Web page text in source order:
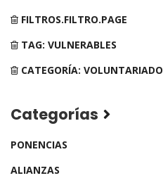
FILTROS.FILTRO.PAGE
TAG: VULNERABLES
CATEGORÍA: VOLUNTARIADO
Categorías
PONENCIAS
ALIANZAS